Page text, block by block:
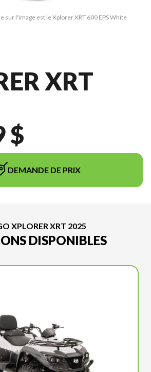
sur l'image est le Xplorer XRT 600 EPS White
XRT
$
DEMANDE DE PRIX
XPLORER XRT 2025
DISPONIBLES